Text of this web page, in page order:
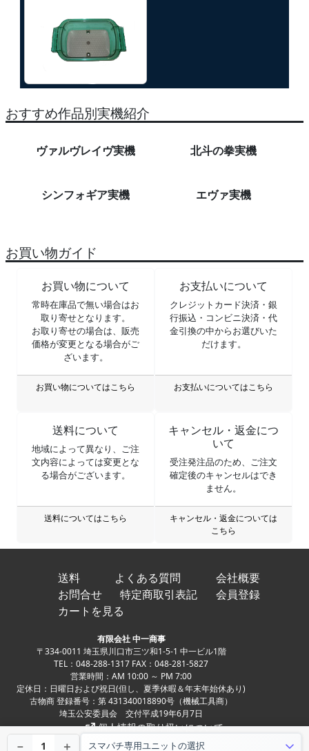
－ 1 ＋
おすすめ作品別実機紹介
ヴァルヴレイヴ実機 北斗の拳実機
シンフォギア実機 エヴァ実機
お買い物ガイド
お買い物について
常時在庫品で無い場合はお
取り寄せとなります。
お取り寄せの場合は、販売
価格が変更となる場合がご
ざいます。
お買い物についてはこちら
お支払いについて
クレジットカード決済・銀
行振込・コンビニ決済・代
金引換の中からお選びいた
だけます。
お支払いについてはこちら
送料について
地域によって異なり、ご注
文内容によっては変更とな
る場合がございます。
送料についてはこちら
キャンセル・返金につ
いて
受注発注品のため、ご注文
確定後のキャンセルはでき
ません。
キャンセル・返金については
こちら
送料 よくある質問
会社概要
お問合せ
特定商取引表記
会員登録
カートを見る
有限会社 中一商事
〒334-0011 埼玉県川口市三ツ和1-5-1 中一ビル1階
TEL：048-288-1317 FAX：048-281-5827
営業時間：AM 10:00 ～ PM 7:00
定休日：日曜日および祝日(但し、夏季休暇＆年末年始休あり)
古物商 登録番号：第 431340018890号（機械工具商）
埼玉公安委員会 交付平成19年6月7日
個人情報の取り扱いについて
Copyright ©
中古パチンコ、中古スロット、家スロ、家パチの実機販売専門店